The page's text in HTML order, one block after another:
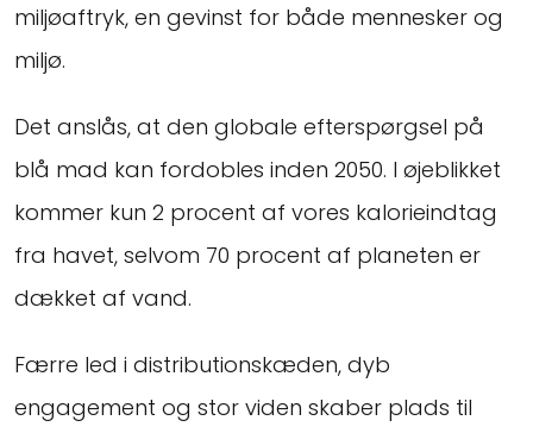
miljøaftryk, en gevinst for både mennesker og
miljø.
Det anslås, at den globale efterspørgsel på
blå mad kan fordobles inden 2050. I øjeblikket
kommer kun 2 procent af vores kalorieindtag
fra havet, selvom 70 procent af planeten er
dækket af vand.
Færre led i distributionskæden, dyb
engagement og stor viden skaber plads til